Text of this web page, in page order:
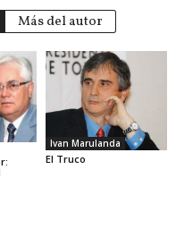
Más del autor
Ivan Marulanda
El Truco